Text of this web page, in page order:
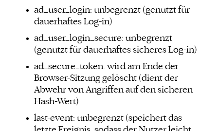
ad_user_login: unbegrenzt (genutzt für
dauerhaftes Log-in)
ad_user_login_secure: unbegrenzt
(genutzt für dauerhaftes sicheres Log-in)
ad_secure_token: wird am Ende der
Browser-Sitzung gelöscht (dient der
Abwehr von Angriffen auf den sicheren
Hash-Wert)
last-event: unbegrenzt (speichert das